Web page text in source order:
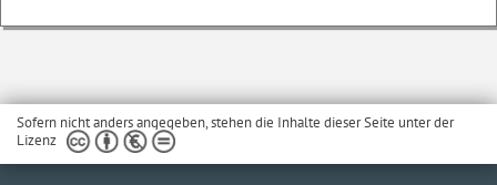
Sofern nicht anders angegeben, stehen die Inhalte dieser Seite unter der
Lizenz